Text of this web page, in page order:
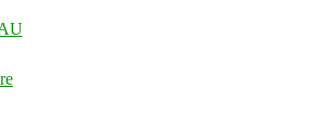
[PODCAST]